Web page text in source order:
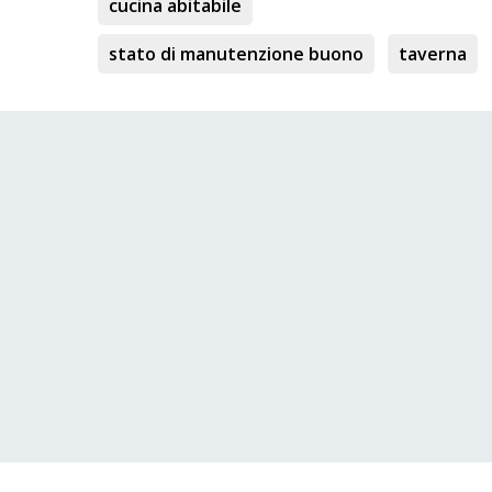
cucina abitabile
stato di manutenzione buono
taverna